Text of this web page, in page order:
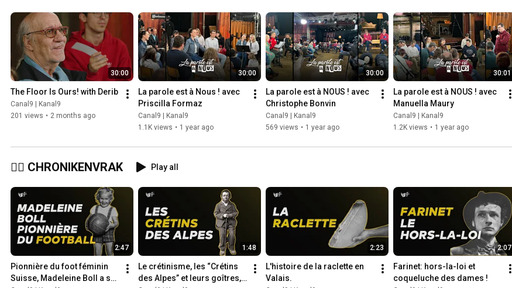
30:00
The Floor Is Ours! with Derib
Canal9 | Kanal9
201 views • 2 months ago
30:00
La parole est à Nous ! avec
Priscilla Formaz
Canal9 | Kanal9
1.1K views • 1 year ago
30:00
La parole est à NOUS ! avec
Christophe Bonvin
Canal9 | Kanal9
569 views • 1 year ago
30:01
La parole est à NOUS ! avec
Manuella Maury
Canal9 | Kanal9
1.2K views • 1 year ago
🕵️‍♂️ CHRONIKENVRAK Play all
2:47
Pionnière du foot féminin
Suisse, Madeleine Boll a su
1:48
Le crétinisme, les “Crétins
des Alpes” et leurs goîtres,
2:23
L'histoire de la raclette en
Valais.
2:07
Farinet: hors-la-loi et
coqueluche des dames !